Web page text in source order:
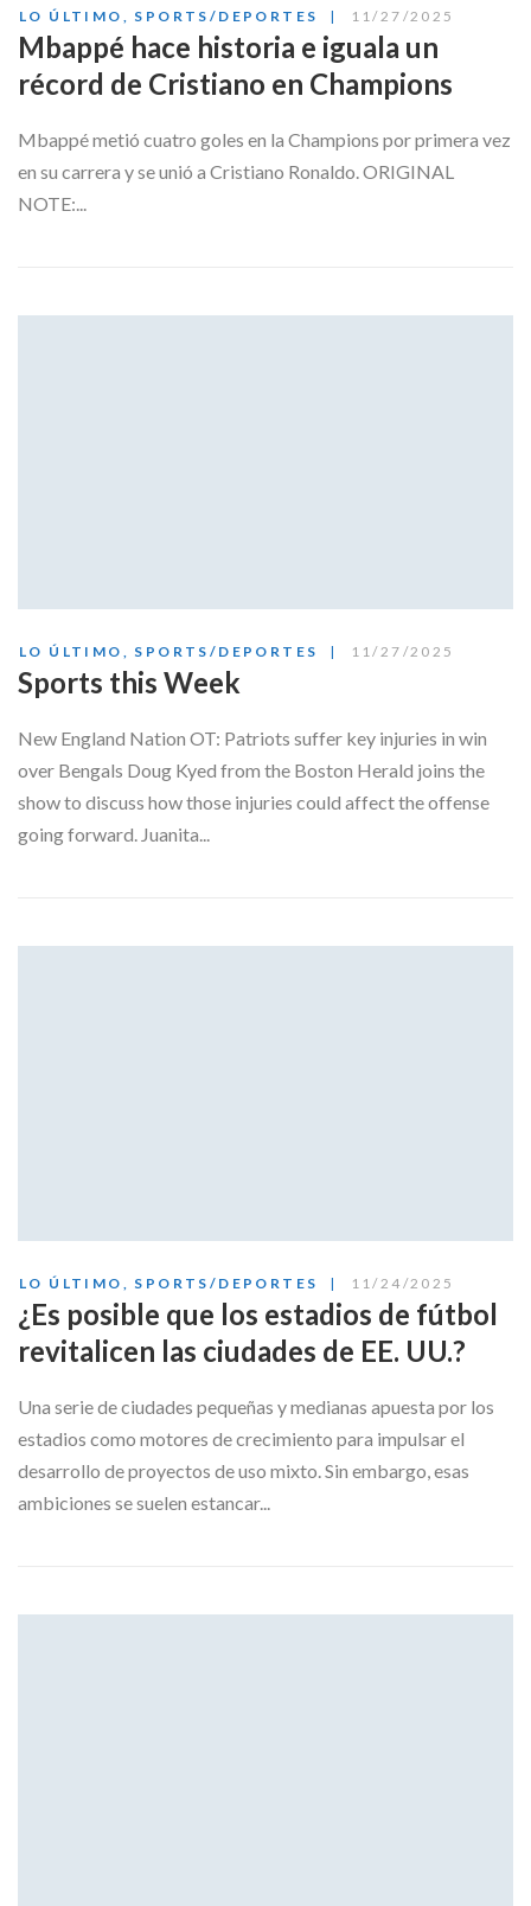
LO ÚLTIMO SPORTS/DEPORTES 11/27/2025
Mbappé hace historia e iguala un
récord de Cristiano en Champions
Mbappé metió cuatro goles en la Champions por primera vez
en su carrera y se unió a Cristiano Ronaldo. ORIGINAL
NOTE:...
LO ÚLTIMO , SPORTS/DEPORTES 11/27/2025
Sports this Week
New England Nation OT: Patriots suffer key injuries in win
over Bengals Doug Kyed from the Boston Herald joins the
show to discuss how those injuries could affect the offense
going forward. Juanita...
LO ÚLTIMO SPORTS/DEPORTES 11/24/2025
¿Es posible que los estadios de fútbol
revitalicen las ciudades de EE. UU.?
Una serie de ciudades pequeñas y medianas apuesta por los
estadios como motores de crecimiento para impulsar el
desarrollo de proyectos de uso mixto. Sin embargo, esas
ambiciones se suelen estancar...